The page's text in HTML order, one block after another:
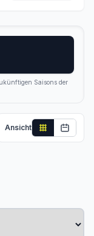
Saisons der
Ansicht